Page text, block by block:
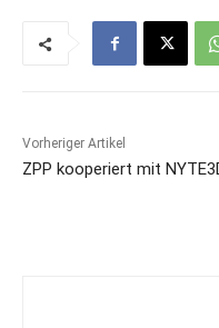
Vorheriger Artikel
ZPP kooperiert mit